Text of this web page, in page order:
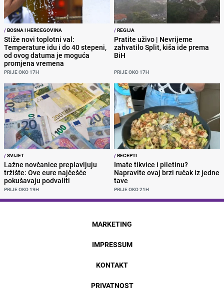
/BOSNA I HERCEGOVINA
Stiže novi toplotni val:
Temperature idu i do 40 stepeni,
od ovog datuma je moguća
promjena vremena
PRIJE OKO 17H
/REGIJA
Pratite uživo | Nevrijeme
zahvatilo Split, kiša ide prema
BiH
PRIJE OKO 17H
/SVIJET
Lažne novčanice preplavljuju
tržište: Ove eure najčešće
pokušavaju podvaliti
PRIJE OKO 19H
/RECEPTI
Imate tikvice i piletinu?
Napravite ovaj brzi ručak iz jedne
tave
PRIJE OKO 21H
MARKETING
IMPRESSUM
KONTAKT
PRIVATNOST